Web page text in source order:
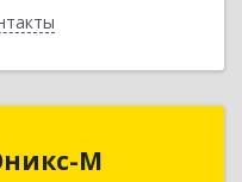
М
Оникс-М